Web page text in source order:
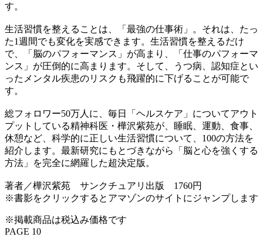
す。
生活習慣を整えることは、「最強の仕事術」。それは、たっ
た1週間でも変化を実感できます。生活習慣を整えるだけ
で、「脳のパフォーマンス」が高まり、「仕事のパフォーマ
ンス」が圧倒的に高まります。そして、うつ病、認知症とい
ったメンタル疾患のリスクも飛躍的に下げることが可能で
す。
総フォロワー50万人に、毎日「ヘルスケア」についてアウト
プットしている精神科医・樺沢紫苑が、睡眠、運動、食事、
休憩など、科学的に正しい生活習慣について、100の方法を
紹介します。最新研究にもとづきながら「脳と心を強くする
方法」を完全に網羅した超決定版。
著者／樺沢紫苑 サンクチュアリ出版 1760円
※書影をクリックするとアマゾンのサイトにジャンプします
※掲載商品は税込み価格です
PAGE 10